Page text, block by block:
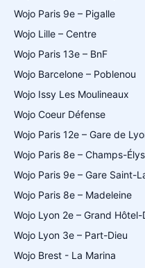
Wojo Paris 9e – Pigalle
Wojo Lille – Centre
Wojo Paris 13e – BnF
Wojo Barcelone – Poblenou
Wojo Issy Les Moulineaux
Wojo Coeur Défense
Wojo Paris 12e – Gare de
Wojo Paris 8e – Champs-
Wojo Paris 9e – Gare Saint-
Wojo Paris 8e – Madeleine
Wojo Lyon 2e – Grand Hôtel-
Wojo Lyon 3e – Part-Dieu
Wojo Brest - La Marina